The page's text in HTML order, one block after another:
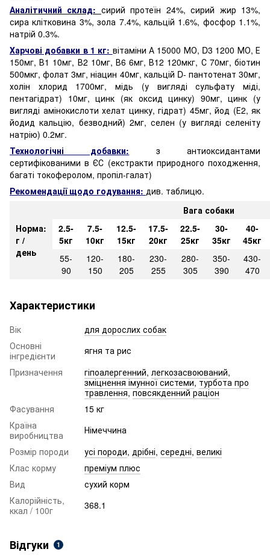
Аналітичний склад: сирий протеїн 24%, сирий жир 13%,
сира клітковина 3%, зола 7.4%, кальцій 1.6%, фосфор 1.1%,
натрій 0.3%.
Харчові добавки в 1 кг: вітаміни А 15000 МО, D3 1200 МО, Е
150мг, В1 10мг, В2 10мг, В6 6мг, В12 120мкг, С 70мг, біотин
500мкг, фолат 3мг, ніацин 40мг, кальцій D- пантотенат 30мг,
холін хлорид 1700мг, мідь (у вигляді сульфату міді,
пентагідрат) 10мг, цинк (як оксид цинку) 90мг, цинк (у
вигляді амінокислоти хелат цинку, гідрат) 45мг, йод (Е2, як
йодид кальцію, безводний) 2мг, селен (у вигляді селеніту
натрію) 0.2мг.
Технологічні добавки: з антиоксидантами
сертифікованими в ЄС (екстракти природного походження,
багаті токоферолом, пропіл-галат)
Рекомендації щодо годування: див. таблицю.
Норма:
г /
день
Вага собаки
2.5-
5кг
7.5-
10кг
12.5-
15кг
17.5-
20кг
22.5-
25кг
30-
35кг
40-
45кг
55-
90
120-
150
180-
205
230-
255
280-
305
350-
390
430-
470
Характеристики
Вік
для дорослих собак
Основні
інгредієнти
ягня та рис
Призначення
гіпоалергенний, легкозасвоюваний,
зміцнення імунної системи,турбота про
травлення,повсякденний раціон
Фасування
15 кг
Країна
виробництва
Німеччина
Розмір породи
усі породи, дрібні, середні, великі
Клас корму
преміум плюс
Вид
сухий корм
Калорійність,
ккал / 100г
368.1
Відгуки 1